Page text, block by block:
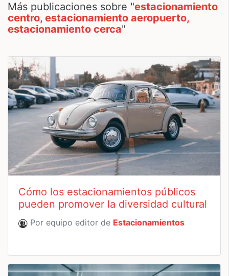
Más publicaciones sobre "estacionamiento
centro, estacionamiento aeropuerto,
estacionamiento cerca"
Cómo los estacionamientos públicos
pueden promover la diversidad cultural
Por equipo editor de Estacionamientos